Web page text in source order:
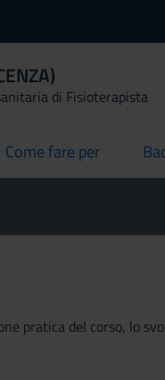
di Fisioterapista
Come fare per
current
pratica del corso,